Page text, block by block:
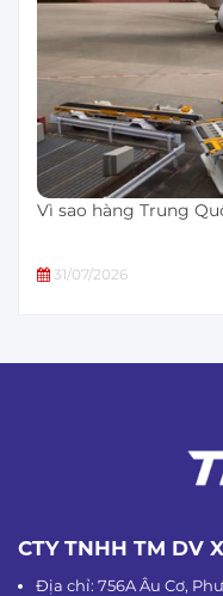
Vì sao hàng Trung
31/07/2026
CTY TNHH TM DV
Địa chỉ: 756A Âu Cơ,